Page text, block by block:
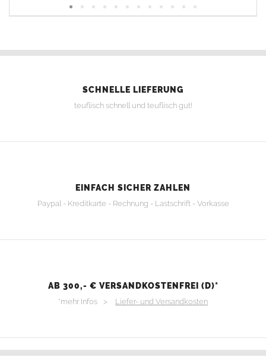
SCHNELLE LIEFERUNG
teuflisch schnell und teuflisch gut!
EINFACH SICHER ZAHLEN
Paypal - Kreditkarte - Rechnung - Lastschrift - Vorkasse
AB 300,- € VERSANDKOSTENFREI (D)*
*mehr Infos > Liefer- und Versandkosten